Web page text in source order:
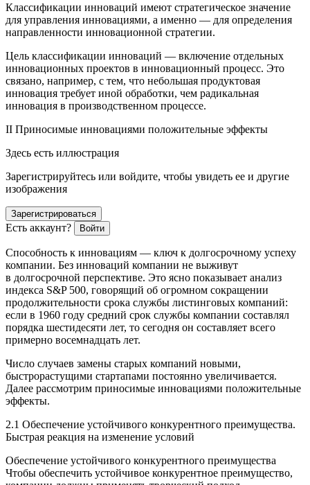
Классификации инноваций имеют стратегическое значение
для управления инновациями, а именно — для определения
направленности инновационной стратегии.
Цель классификации инноваций — включение отдельных
инновационных проектов в инновационный процесс. Это
связано, например, с тем, что небольшая продуктовая
инновация требует иной обработки, чем радикальная
инновация в производственном процессе.
II Приносимые инновациями положительные эффекты
Здесь есть иллюстрация
Зарегистрируйтесь или войдите, чтобы увидеть ее и другие
изображения
Зарегистрироваться
Есть аккаунт? Войти
Способность к инновациям — ключ к долгосрочному успеху
компании. Без инноваций компании не выживут
в долгосрочной перспективе. Это ясно показывает анализ
индекса S&P 500, говорящий об огромном сокращении
продолжительности срока службы листинговых компаний:
если в 1960 году средний срок службы компании составлял
порядка шестидесяти лет, то сегодня он составляет всего
примерно восемнадцать лет.
Число случаев замены старых компаний новыми,
быстрорастущими стартапами постоянно увеличивается.
Далее рассмотрим приносимые инновациями положительные
эффекты.
2.1 Обеспечение устойчивого конкурентного преимущества.
Быстрая реакция на изменение условий
Обеспечение устойчивого конкурентного преимущества
Чтобы обеспечить устойчивое конкурентное преимущество,